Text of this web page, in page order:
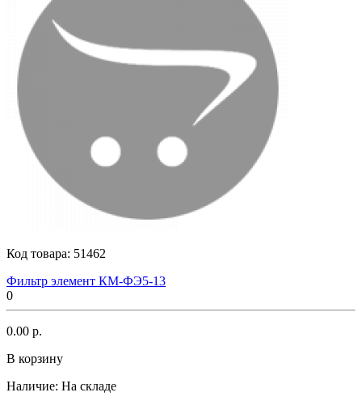
Код товара: 51462
Фильтр элемент КМ-ФЭ5-13
0
0.00 р.
В корзину
Наличие: На складе